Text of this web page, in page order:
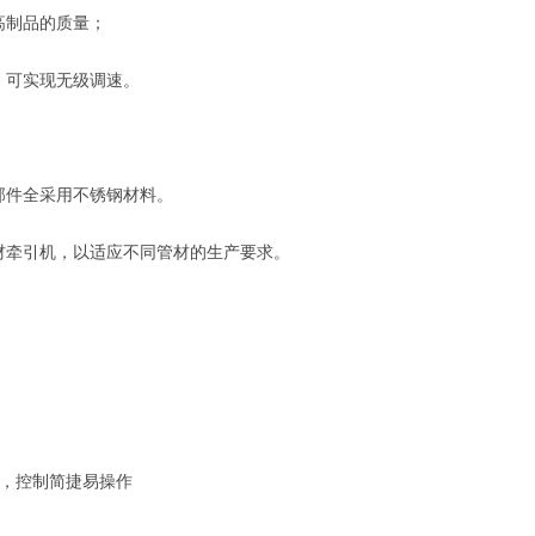
品的质量；
实现无级调速。
全采用不锈钢材料。
机，以适应不同管材的生产要求。
控制简捷易操作